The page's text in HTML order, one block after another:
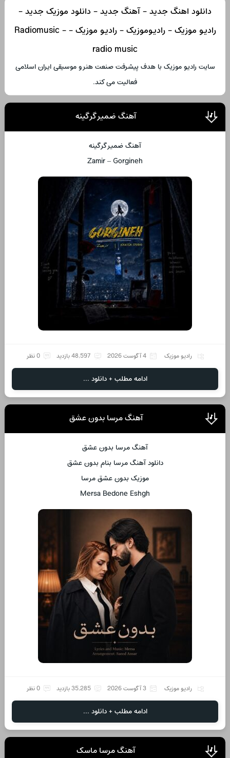
دانلود اهنگ جدید - آهنگ جدید - دانلود موزیک جدید -
رادیو موزیک - رادیوموزیک - رادیو موزیک - Radiomusic -
radio music
سایت رادیو موزیک با هدف پیشرفت صنعت هنر و موسیقی ایران اسلامی
فعالیت می کند.
آهنگ ضمیر گرگینه
آهنگ ضمیر گرگینه
Zamir – Gorgineh
رادیو موزیک 4 آگوست 2026 48,597 بازدید 0 نظر
ادامه مطلب + دانلود ...
آهنگ مرسا بدون عشق
آهنگ مرسا بدون عشق
دانلود آهنگ مرسا بنام بدون عشق
موزیک بدون عشق مرسا
Mersa Bedone Eshgh
رادیو موزیک 3 آگوست 2026 35,285 بازدید 0 نظر
ادامه مطلب + دانلود ...
آهنگ مرسا ماسک